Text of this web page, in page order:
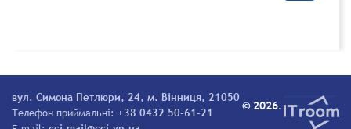
вул. Симона Петлюри, 24, м. Вінниця, 21050
Телефон приймальні: +38 0432 50-61-21
© 2026.